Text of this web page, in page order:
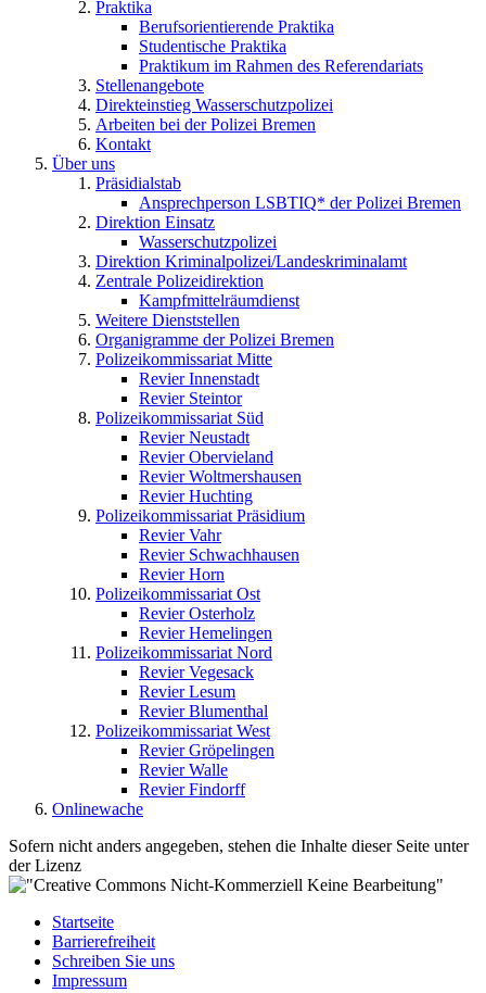
Praktika
Berufsorientierende Praktika
Studentische Praktika
Praktikum im Rahmen des Referendariats
Stellenangebote
Direkteinstieg Wasserschutzpolizei
Arbeiten bei der Polizei Bremen
Kontakt
Über uns
Präsidialstab
Ansprechperson LSBTIQ* der Polizei Bremen
Direktion Einsatz
Wasserschutzpolizei
Direktion Kriminalpolizei/Landeskriminalamt
Zentrale Polizeidirektion
Kampfmittelräumdienst
Weitere Dienststellen
Organigramme der Polizei Bremen
Polizeikommissariat Mitte
Revier Innenstadt
Revier Steintor
Polizeikommissariat Süd
Revier Neustadt
Revier Obervieland
Revier Woltmershausen
Revier Huchting
Polizeikommissariat Präsidium
Revier Vahr
Revier Schwachhausen
Revier Horn
Polizeikommissariat Ost
Revier Osterholz
Revier Hemelingen
Polizeikommissariat Nord
Revier Vegesack
Revier Lesum
Revier Blumenthal
Polizeikommissariat West
Revier Gröpelingen
Revier Walle
Revier Findorff
Onlinewache
Sofern nicht anders angegeben, stehen die Inhalte dieser Seite unter
der Lizenz
Startseite
Barrierefreiheit
Schreiben Sie uns
Impressum